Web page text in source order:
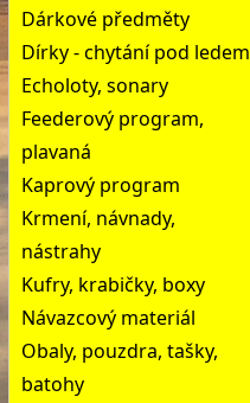
Dárkové předměty
Dírky - chytání pod ledem
Echoloty, sonary
Feederový program,
plavaná
Kaprový program
Krmení, návnady,
nástrahy
Kufry, krabičky, boxy
Návazcový materiál
Obaly, pouzdra, tašky,
batohy